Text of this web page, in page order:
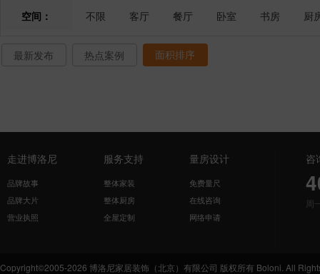
空间：
不限 客厅 餐厅 卧室 书房 厨
最新发布 热点案例 面积排序
走进博洛尼
品牌故事
品牌大片
营业执照
服务支持
整体家装
整体厨房
全屋定制
量房设计
免费量尺
在线咨询
网络申请
咨
周
Copyright©2005-2026 博洛尼家居装饰（北京）有限公司 版权所有 Boloni. All